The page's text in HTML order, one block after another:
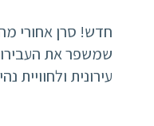
עירונית ולחוויית